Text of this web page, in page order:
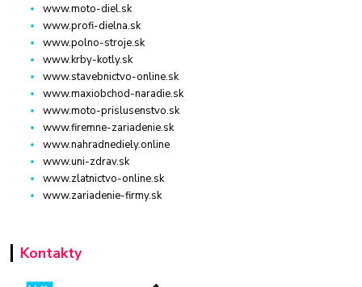
www.moto-diel.sk
www.profi-dielna.sk
www.polno-stroje.sk
www.krby-kotly.sk
www.stavebnictvo-online.sk
www.maxiobchod-naradie.sk
www.moto-prislusenstvo.sk
www.firemne-zariadenie.sk
www.nahradnediely.online
www.uni-zdrav.sk
www.zlatnictvo-online.sk
www.zariadenie-firmy.sk
Kontakty